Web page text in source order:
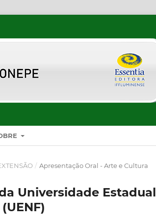
/ Apresentação Oral - Arte e Cultura
Universidade Estadual